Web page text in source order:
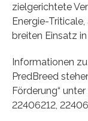
zielgerichtete
Energie-
breiten Einsatz
Informationen
PredBreed
Förderung“
22406212,